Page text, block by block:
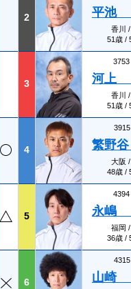
2 平池
香川 /
51歳 /
3
3753
河上
香川
51歳 /
4 繁野
大阪
48歳 /
5
4394
永嶋
福岡
36歳 /
6 山崎